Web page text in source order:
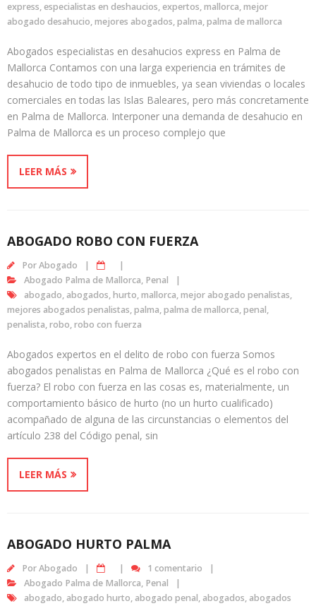
express,especialistas en deshaucios,expertos,mallorca,mejor
abogado desahucio,mejores abogados,palma,palma de mallorca
Abogados especialistas en desahucios express en Palma de
Mallorca Contamos con una larga experiencia en trámites de
desahucio de todo tipo de inmuebles, ya sean viviendas o locales
comerciales en todas las Islas Baleares, pero más concretamente
en Palma de Mallorca. Interponer una demanda de desahucio en
Palma de Mallorca es un proceso complejo que
LEER MÁS
ABOGADO ROBO CON FUERZA
PorAbogado
Abogado Palma de Mallorca, Penal
abogado, abogados,hurto,mallorca,mejor abogado penalistas,
mejores abogados penalistas,palma,palma de mallorca,penal,
penalista,robo,robo con fuerza
Abogados expertos en el delito de robo con fuerza Somos
abogados penalistas en Palma de Mallorca ¿Qué es el robo con
fuerza? El robo con fuerza en las cosas es, materialmente, un
comportamiento básico de hurto (no un hurto cualificado)
acompañado de alguna de las circunstancias o elementos del
artículo 238 del Código penal, sin
LEER MÁS
ABOGADO HURTO PALMA
PorAbogado
1 comentario
Abogado Palma de Mallorca, Penal
abogado, abogado hurto, abogado penal, abogados, abogados